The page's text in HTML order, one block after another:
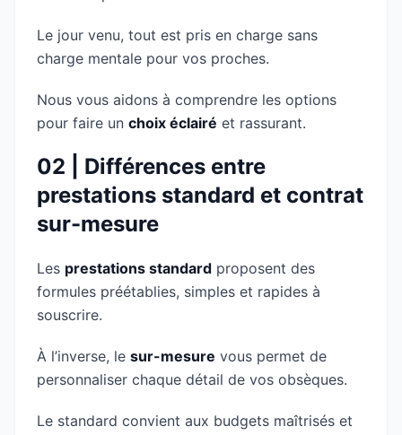
Le jour venu, tout est pris en charge sans
charge mentale pour vos proches.
Nous vous aidons à comprendre les options
pour faire un choix éclairé et rassurant.
02 | Différences entre
prestations standard et contrat
sur-mesure
Les prestations standard proposent des
formules préétablies, simples et rapides à
souscrire.
À l’inverse, le sur-mesure vous permet de
personnaliser chaque détail de vos obsèques.
Le standard convient aux budgets maîtrisés et